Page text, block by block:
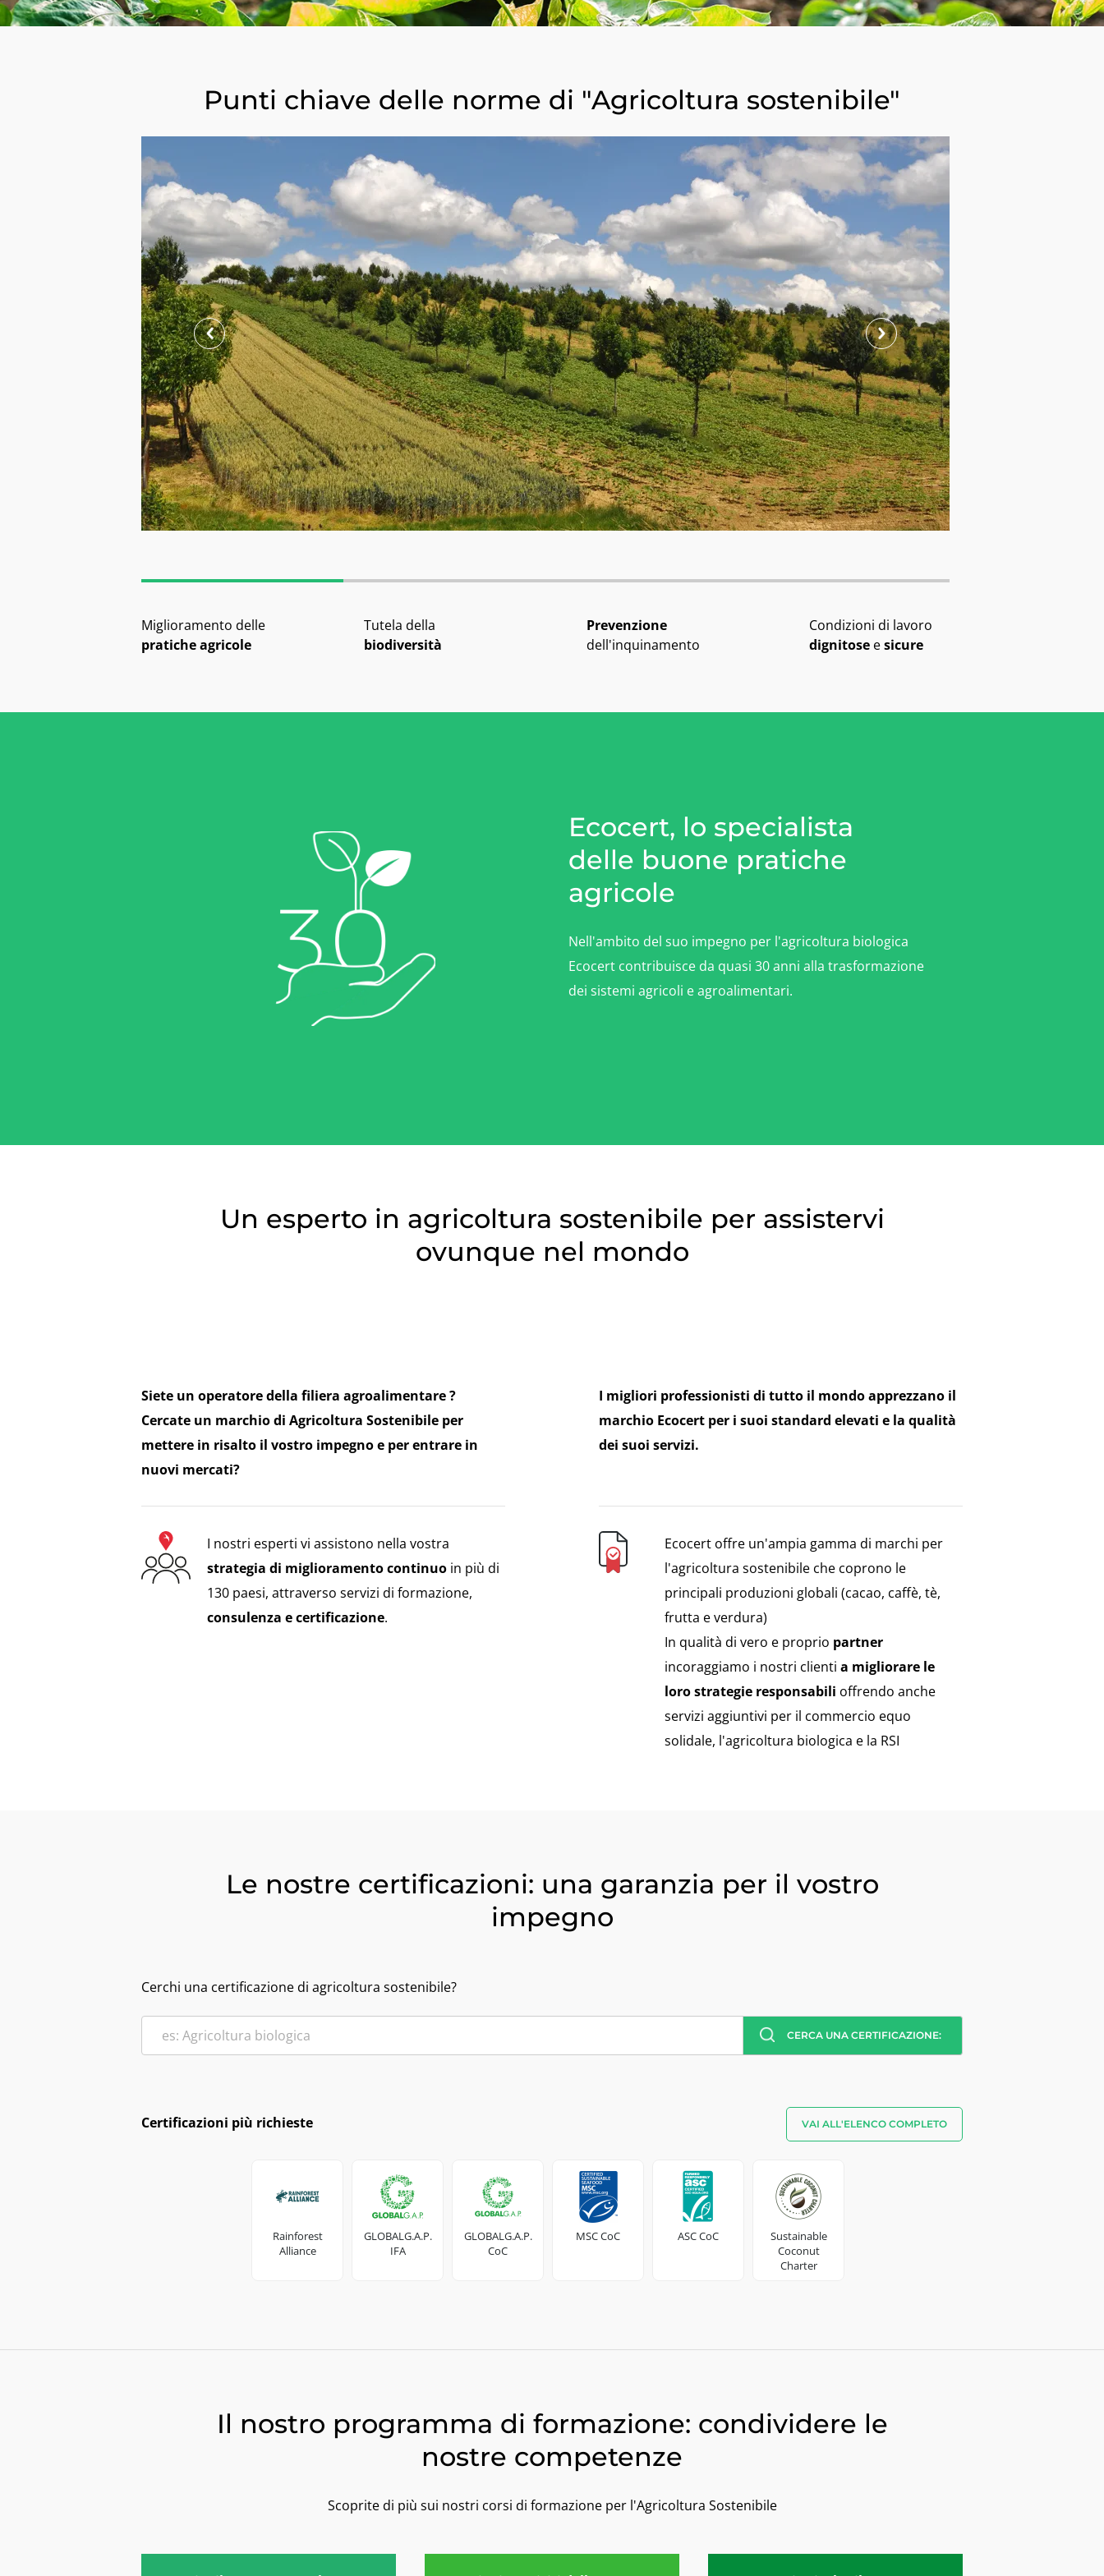
Corea del Sud (coreano)
Punti chiave delle norme di "Agricoltura sostenibile"
Miglioramento delle
pratiche agricole
Tutela della
biodiversità
Prevenzione
dell'inquinamento
Condizioni di lavoro
dignitose esicure
Ecocert, lo specialista
delle buone pratiche
agricole
Nell'ambito del suo impegno per l'agricoltura biologica
Ecocert contribuisce da quasi 30 anni alla trasformazione
dei sistemi agricoli e agroalimentari.
Un esperto in agricoltura sostenibile per assistervi
ovunque nel mondo
Siete un operatore della filiera agroalimentare ?
Cercate un marchio di Agricoltura Sostenibile per
mettere in risalto il vostro impegno e per entrare in
nuovi mercati?
I nostri esperti vi assistono nella vostra
strategia di miglioramento continuo in più di
130 paesi, attraverso servizi di formazione,
consulenza e certificazione.
I migliori professionisti di tutto il mondo apprezzano il
marchio Ecocert per i suoi standard elevati e la qualità
dei suoi servizi.
Ecocert offre un'ampia gamma di marchi per
l'agricoltura sostenibile che coprono le
principali produzioni globali (cacao, caffè, tè,
frutta e verdura)
In qualità di vero e proprio partner
incoraggiamo i nostri clienti a migliorare le
loro strategie responsabili offrendo anche
servizi aggiuntivi per il commercio equo
solidale, l'agricoltura biologica e la RSI
Le nostre certificazioni: una garanzia per il vostro
impegno
Cerchi una certificazione di agricoltura sostenibile?
CERCA UNA CERTIFICAZIONE:
Certificazioni più richieste VAI ALL'ELENCO COMPLETO
Rainforest
Alliance
GLOBALG.A.P.
IFA
GLOBALG.A.P.
CoC
MSC CoC ASC CoC
Sustainable
Coconut
Charter
Il nostro programma di formazione: condividere le
nostre competenze
Scoprite di più sui nostri corsi di formazione per l'Agricoltura Sostenibile